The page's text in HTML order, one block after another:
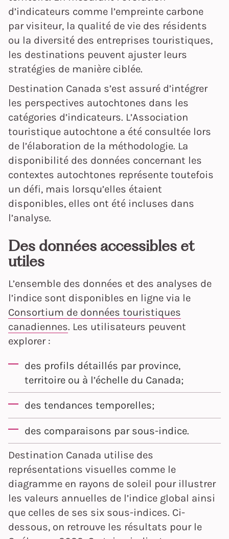
d’indicateurs comme l’empreinte carbone
par visiteur, la qualité de vie des résidents
ou la diversité des entreprises touristiques,
les destinations peuvent ajuster leurs
stratégies de manière ciblée.
Destination Canada s’est assuré d’intégrer
les perspectives autochtones dans les
catégories d’indicateurs. L’Association
touristique autochtone a été consultée lors
de l’élaboration de la méthodologie. La
disponibilité des données concernant les
contextes autochtones représente toutefois
un défi, mais lorsqu’elles étaient
disponibles, elles ont été incluses dans
l’analyse.
Des données accessibles et
utiles
L’ensemble des données et des analyses de
l’indice sont disponibles en ligne via le
Consortium de données touristiques
canadiennes. Les utilisateurs peuvent
explorer :
des profils détaillés par province,
territoire ou à l’échelle du Canada;
des tendances temporelles;
des comparaisons par sous-indice.
Destination Canada utilise des
représentations visuelles comme le
diagramme en rayons de soleil pour illustrer
les valeurs annuelles de l’indice global ainsi
que celles de ses six sous-indices. Ci-
dessous, on retrouve les résultats pour le